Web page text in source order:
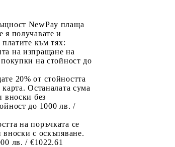
NewPay плаща
я получавате и
платите към тях:
на изпращане на
на стойност до
20% от стойността
Останалата сума
вноски без
до 1000 лв. /
на поръчката се
с оскъпяване.
лв. / €1022.61